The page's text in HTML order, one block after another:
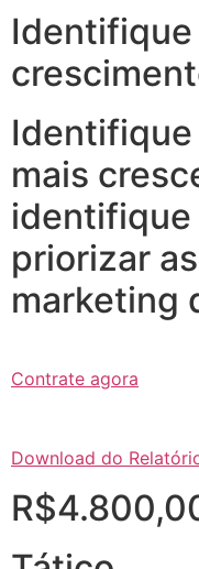
Identifique
mais
identifique
priorizar
marketing
Contrate agora
Download do